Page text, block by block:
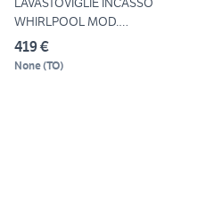
WHIRLPOOL MOD.
WH8IA15AM6L0
419 €
None(TO)